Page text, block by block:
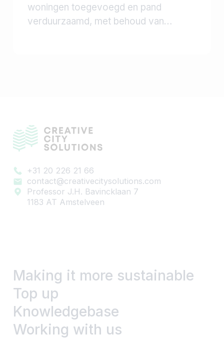
woningen toegevoegd en pand
verduurzaamd, met behoud van
+31 20 226 21 66
contact@creativecitysolutions.com
Professor J.H. Bavincklaan 7
1183 AT Amstelveen
Making it more sustainable
Top up
Knowledgebase
Working with us